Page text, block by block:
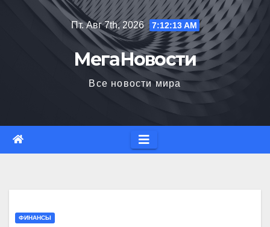
Пт. Авг 7th, 2026 7:12:14 AM
МегаНовости
Все новости мира
ФИНАНСЫ